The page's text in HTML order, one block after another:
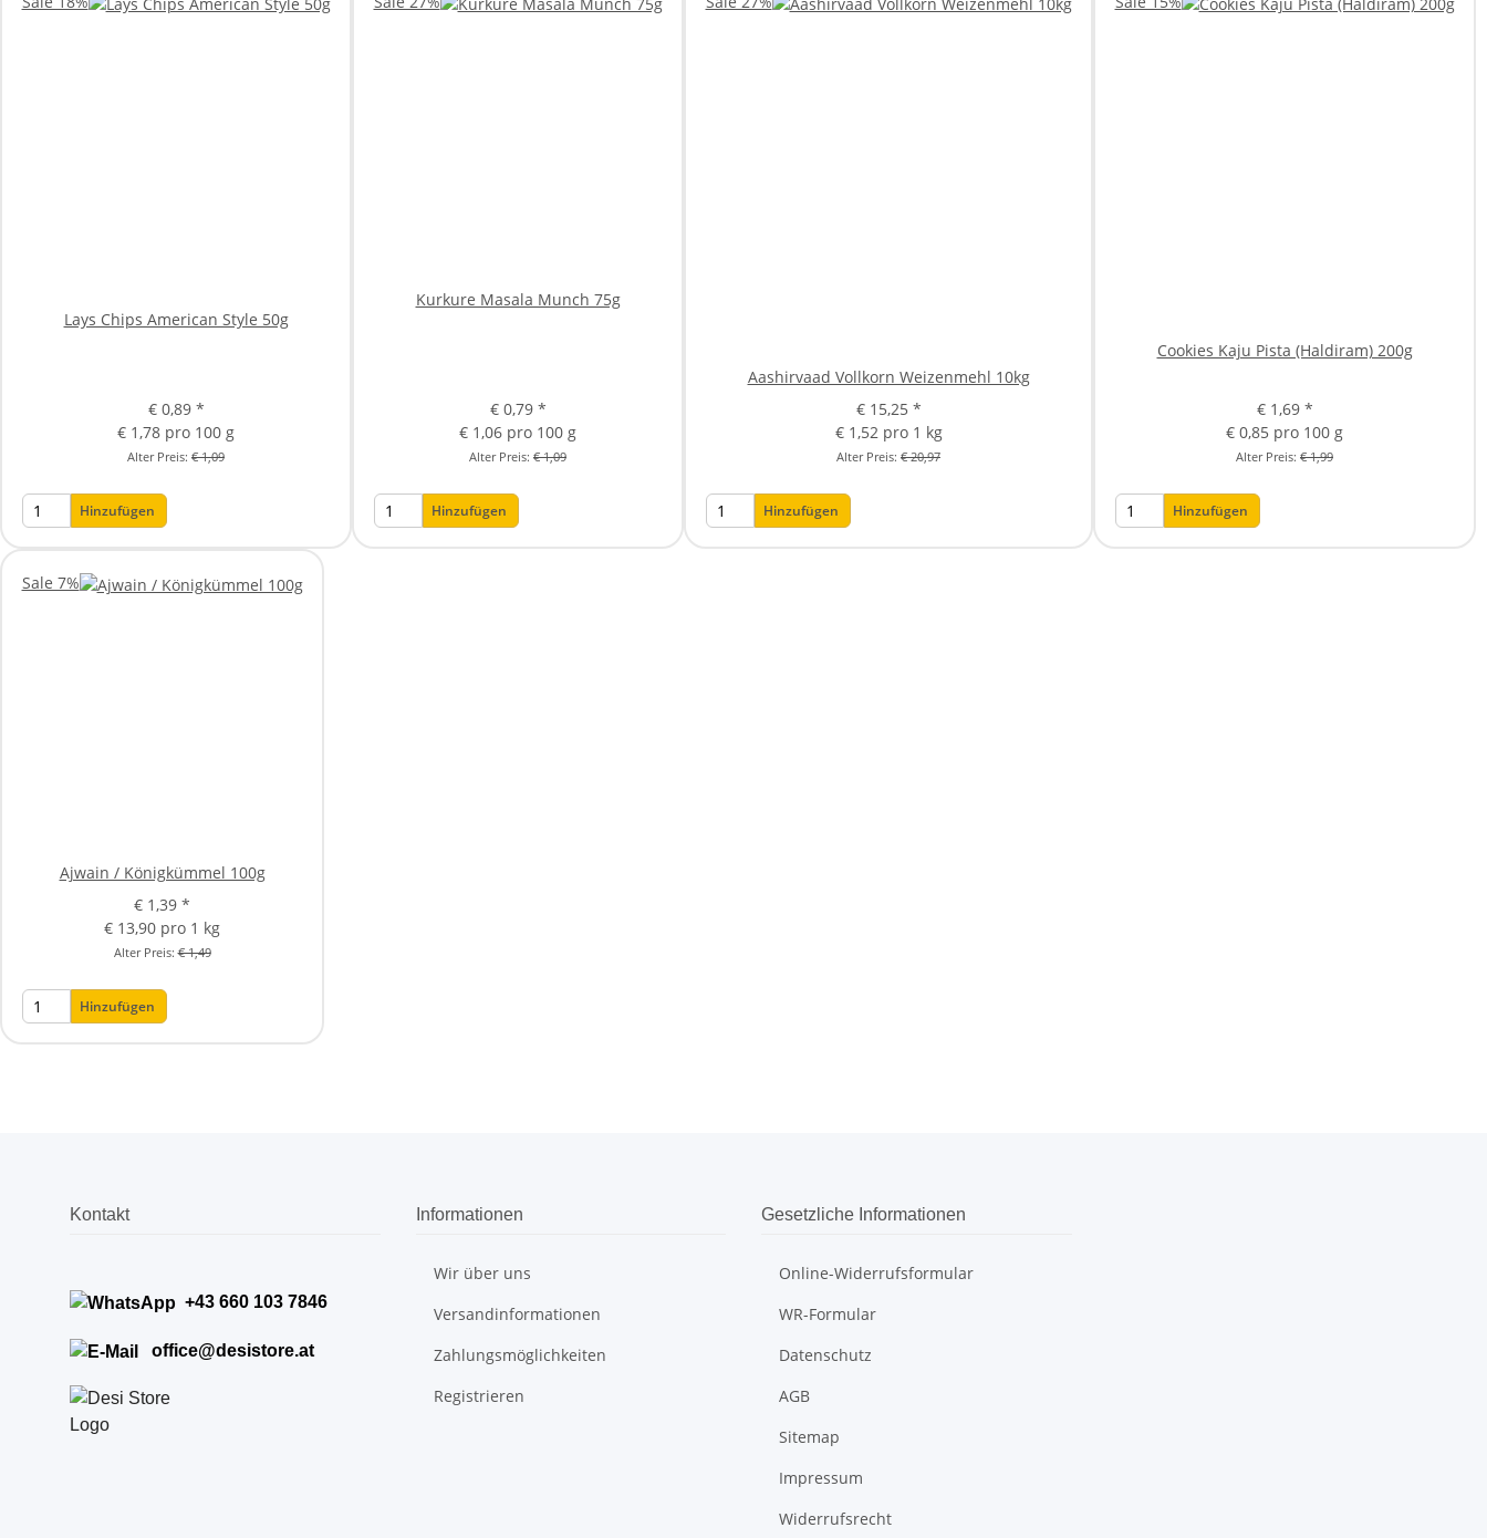
Lays Chips American Style 50g
€ 0,89 *
€ 1,78 pro 100 g
Alter Preis: € 1,09
Hinzufügen
Kurkure Masala Munch 75g
€ 0,79 *
€ 1,06 pro 100 g
Alter Preis: € 1,09
Hinzufügen
Aashirvaad Vollkorn Weizenmehl 10kg
€ 15,25 *
€ 1,52 pro 1 kg
Alter Preis: € 20,97
Hinzufügen
Cookies Kaju Pista (Haldiram) 200g
€ 1,69 *
€ 0,85 pro 100 g
Alter Preis: € 1,99
Hinzufügen
Sale 7%
Ajwain / Königkümmel 100g
€ 1,39 *
€ 13,90 pro 1 kg
Alter Preis:€ 1,49
Hinzufügen
Kontakt
+43 660 103 7846
office@desistore.at
Informationen
Wir über uns
Versandinformationen
Zahlungsmöglichkeiten
Registrieren
Gesetzliche Informationen
Online-Widerrufsformular
WR-Formular
Datenschutz
AGB
Sitemap
Impressum
Widerrufsrecht